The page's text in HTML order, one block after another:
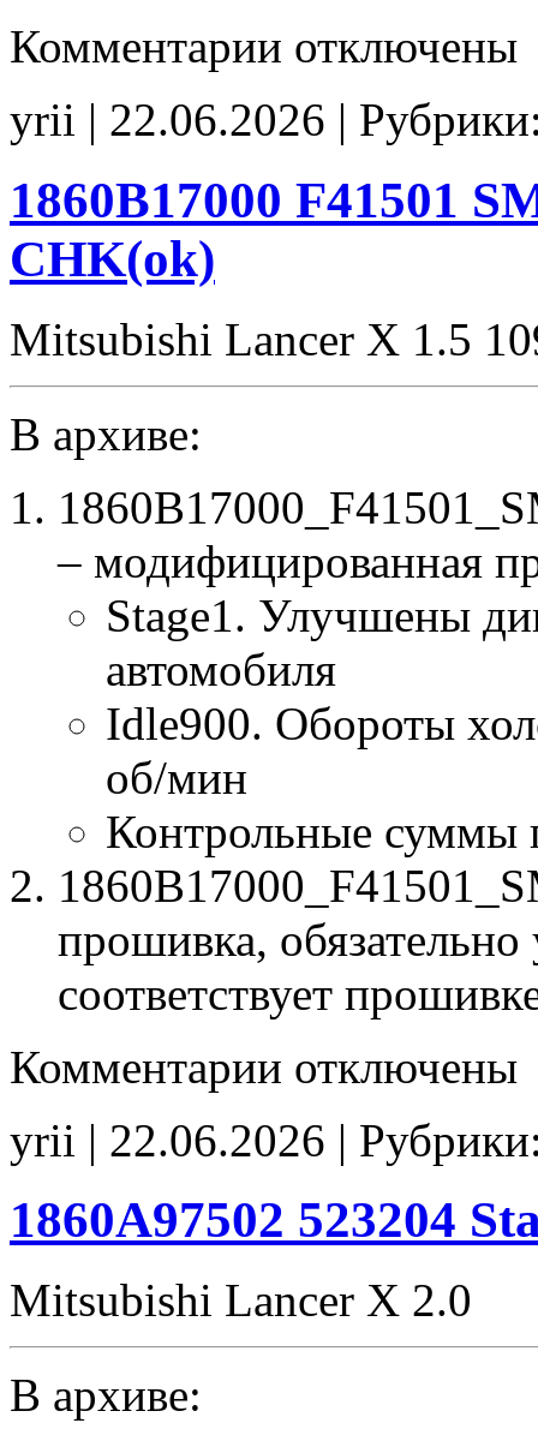
Комментарии записи
B45610
E2
отключены
yrii | 22.06.2026 |
1860B17000 F41501
CHK(ok)
Mitsubishi Lancer X 1.5
В архиве:
– модифицированная
Stage1. Улучшены
автомобиля
Idle900. Обороты
об/мин
Контрольные суммы
прошивка, обязательно
соответствует
Комментарии записи
SMF415
Stage1
CHK(ok)
отключены
yrii | 22.06.2026 |
1860A97502 523204
Mitsubishi Lancer X 2.0
В архиве: